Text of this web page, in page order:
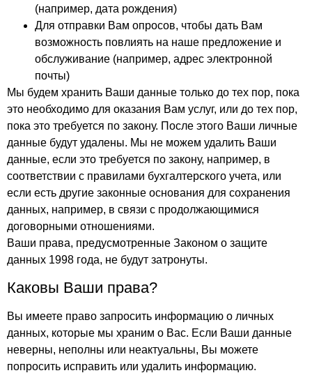
(например, дата рождения)
Для отправки Вам опросов, чтобы дать Вам
возможность повлиять на наше предложение и
обслуживание (например, адрес электронной
почты)
Мы будем хранить Ваши данные только до тех пор, пока
это необходимо для оказания Вам услуг, или до тех пор,
пока это требуется по закону. После этого Ваши личные
данные будут удалены. Мы не можем удалить Ваши
данные, если это требуется по закону, например, в
соответствии с правилами бухгалтерского учета, или
если есть другие законные основания для сохранения
данных, например, в связи с продолжающимися
договорными отношениями.
Ваши права, предусмотренные Законом о защите
данных 1998 года, не будут затронуты.
Каковы Ваши права?
Вы имеете право запросить информацию о личных
данных, которые мы храним о Вас. Если Ваши данные
неверны, неполны или неактуальны, Вы можете
попросить исправить или удалить информацию.